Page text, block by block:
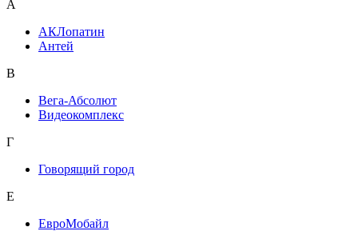
А
АКЛопатин
Антей
В
Вега-Абсолют
Видеокомплекс
Г
Говорящий город
Е
ЕвроМобайл